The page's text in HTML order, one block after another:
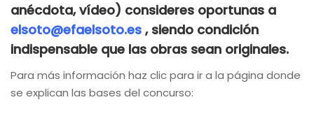
anécdota, vídeo) consideres oportunas a
elsoto@efaelsoto.es , siendo condición
indispensable que las obras sean originales.
Para más información haz clic para ir a la página donde
se explican las bases del concurso: